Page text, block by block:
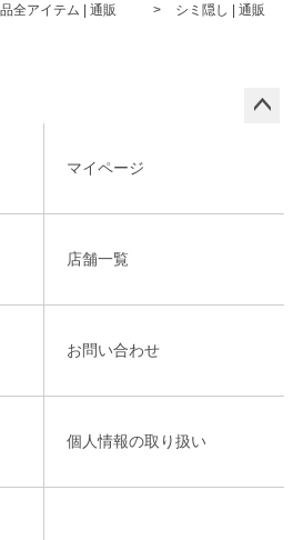
全アイテム | 通販 シミ隠し | 通販
マイページ
店舗一覧
お問い合わせ
個人情報の取り扱い